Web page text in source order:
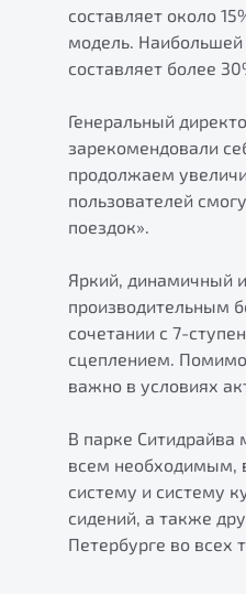
составляет около
модель. Наибольшей
составляет более
Генеральный
зарекомендовали
продолжаем
пользователей
поездок».
Яркий, динамичный
производительным
сочетании с 7-
сцеплением.
важно в условиях
В парке Ситидрайва
всем необходимым,
систему и систему
сидений, а также
Петербурге во всех